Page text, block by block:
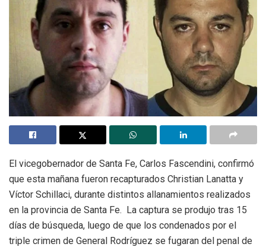
El vicegobernador de Santa Fe, Carlos Fascendini, confirmó
que esta mañana fueron recapturados Christian Lanatta y
Víctor Schillaci, durante distintos allanamientos realizados
en la provincia de Santa Fe. La captura se produjo tras 15
días de búsqueda, luego de que los condenados por el
triple crimen de General Rodríguez se fugaran del penal de